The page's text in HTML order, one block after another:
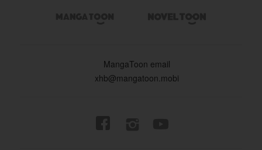
MangaToon email
xhb@mangatoon.mobi